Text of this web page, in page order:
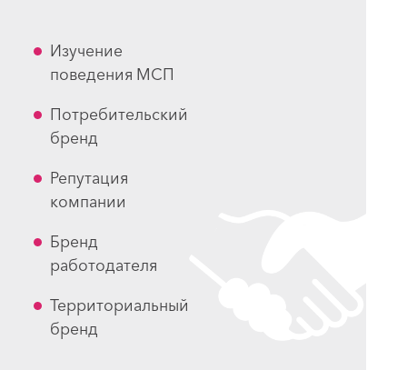
Изучение
поведения МСП
Потребительский
бренд
Репутация
компании
Бренд
работодателя
Территориальный
бренд